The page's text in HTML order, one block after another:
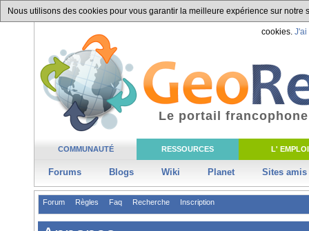
Nous utilisons des cookies pour vous garantir la meilleure expérience sur
cookies. J'ai
COMMUNAUTÉ RESSOURCES L' EMPLOI
Forums Blogs Wiki Planet Sites amis
Le portail
Forum Règles Faq Recherche Inscription